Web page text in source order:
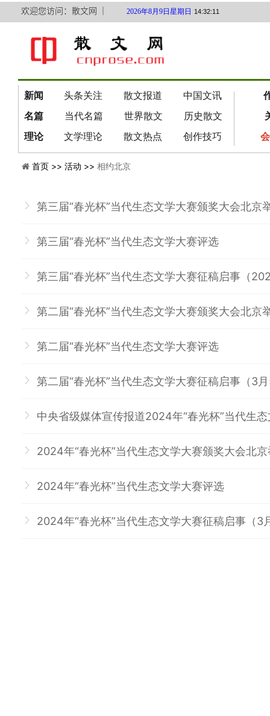
欢迎您访问：散文网 ｜
新闻 头条关注 散文报道 中国文讯
名篇
当代名篇 世界散文 历史散文
理论
文学理论 散文热点 创作技巧
2026年8月9日星期日 14:32:11
首页 >> 活动 >> 相约北京
第三届“春光杯”当代生态文学大赛颁奖大会北京
第三届“春光杯”当代生态文学大赛评选
第三届“春光杯”当代生态文学大赛征稿启事（
第二届“春光杯”当代生态文学大赛颁奖大会北京
第二届“春光杯”当代生态文学大赛评选
第二届“春光杯”当代生态文学大赛征稿启事（3
中央省级媒体宣传报道2024年“春光杯”当代生
2024年“春光杯”当代生态文学大赛颁奖大会北
2024年“春光杯”当代生态文学大赛评选
2024年“春光杯”当代生态文学大赛征稿启事（3